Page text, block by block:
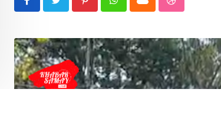
PinterestWhatsappCloud StumbleUpon